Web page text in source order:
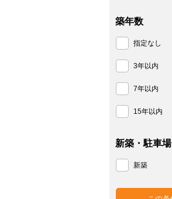
築年数
指定なし
3年以内
7年以内
15年以内
新築・駐車場
新築